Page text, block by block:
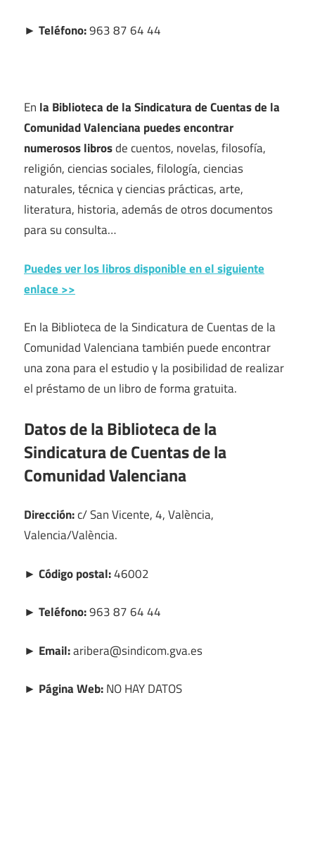
► Teléfono:963 87 64 44
En la Biblioteca de la Sindicatura de Cuentas de la
Comunidad Valenciana puedes encontrar
numerosos librosde cuentos, novelas, filosofía,
religión, ciencias sociales, filología, ciencias
naturales, técnica y ciencias prácticas, arte,
literatura, historia, además de otros documentos
para su consulta…
Puedes ver los libros disponible en el siguiente
enlace >>
En la Biblioteca de la Sindicatura de Cuentas de la
Comunidad Valenciana también puede encontrar
una zona para el estudio y la posibilidad de realizar
el préstamo de un libro de forma gratuita.
Datos de la Biblioteca de la
Sindicatura de Cuentas de la
Comunidad Valenciana
Dirección:c/ San Vicente, 4, València,
Valencia/València.
► Código postal:46002
► Teléfono:963 87 64 44
► Email:aribera@sindicom.gva.es
► Página Web:NO HAY DATOS